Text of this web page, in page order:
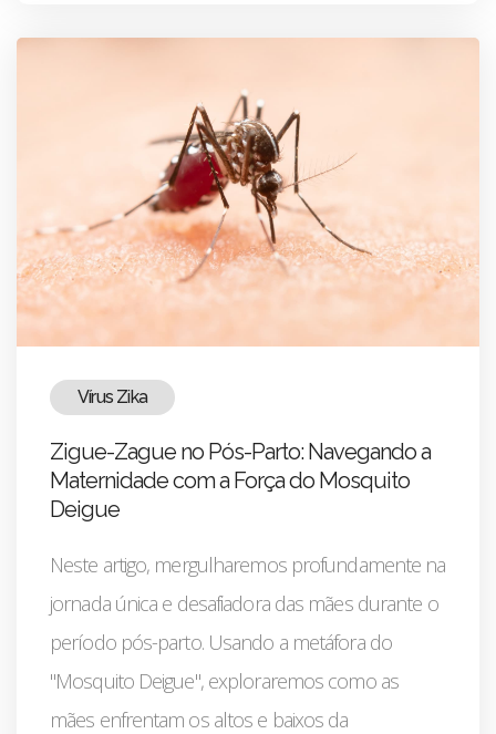
Vírus Zika
Zigue-Zague no Pós-Parto: Navegando a
Maternidade com a Força do Mosquito
Deigue
Neste artigo, mergulharemos profundamente na
jornada única e desafiadora das mães durante o
período pós-parto. Usando a metáfora do
"Mosquito Deigue", exploraremos como as
mães enfrentam os altos e baixos da